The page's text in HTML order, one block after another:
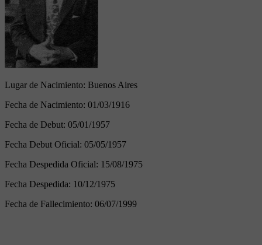
Lugar de Nacimiento: Buenos Aires
Fecha de Nacimiento: 01/03/1916
Fecha de Debut: 05/01/1957
Fecha Debut Oficial: 05/05/1957
Fecha Despedida Oficial: 15/08/1975
Fecha Despedida: 10/12/1975
Fecha de Fallecimiento: 06/07/1999